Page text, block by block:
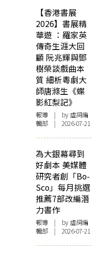
【香港書展
2026】書展精
華遊 ：羅家英
傳奇生涯大回
顧 阮兆輝與鄧
樹榮談戲曲本
質 細析粵劇大
師唐滌生《蝶
影紅梨記》
報導 | by 虛詞編
輯部 | 2026-07-21
為大銀幕尋到
好劇本 美媒體
研究者創「Bo-
Sco」每月挑選
推薦7部改編潛
力書作
報導 | by 虛詞編
輯部 | 2026-07-21